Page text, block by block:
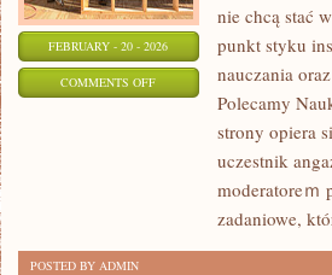
FEBRUARY - 20 - 2026
COMMENTS OFFON
TŁUMACZENIA
INTERPRETACJE
nie chcą stać
punkt styku
nauczania
Polecamy
strony opiera
uczestnik
moderatoreｍ
zadaniowe,
POSTED BY ADMIN